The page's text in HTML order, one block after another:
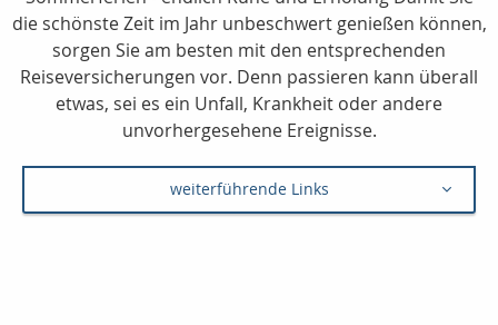
die schönste Zeit im Jahr unbeschwert genießen können,
sorgen Sie am besten mit den entsprechenden
Reiseversicherungen vor. Denn passieren kann überall
etwas, sei es ein Unfall, Krankheit oder andere
unvorhergesehene Ereignisse.
weiterführende Links